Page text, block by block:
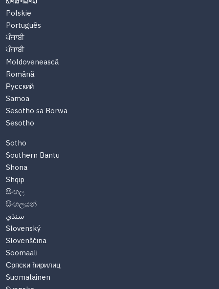
Polskie
Português
ਪੰਜਾਬੀ
ਪੰਜਾਬੀ
Moldovenească
Română
Русский
Samoa
Sesotho sa Borwa
Sesotho
Sotho
Southern Bantu
Shona
Shqip
සිංහල
සිංහලයන්
سنڌي
Slovenský
Slovenščina
Soomaali
Српски ћирилиц
Suomalainen